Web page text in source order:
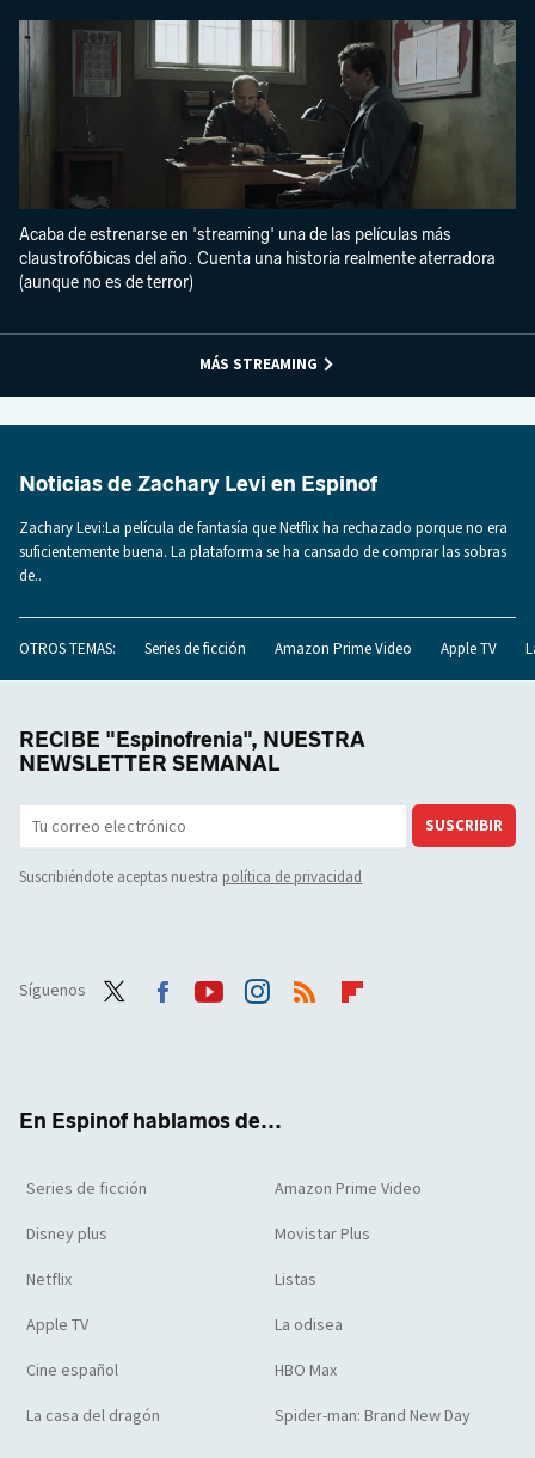
Acaba de estrenarse en 'streaming' una de las películas más
claustrofóbicas del año. Cuenta una historia realmente aterradora
(aunque no es de terror)
MÁS STREAMING
Noticias de Zachary Levi en Espinof
Zachary Levi:La película de fantasía que Netflix ha rechazado porque no era
suficientemente buena. La plataforma se ha cansado de comprar las sobras
de..
OTROS TEMAS: Series de ficción Amazon Prime Video Apple TV
RECIBE "Espinofrenia", NUESTRA
NEWSLETTER SEMANAL
SUSCRIBIR
Suscribiéndote aceptas nuestra política de privacidad
Síguenos
En Espinof hablamos de...
Series de ficción Amazon Prime Video
Disney plus Movistar Plus
Netflix Listas
Apple TV La odisea
Cine español HBO Max
La casa del dragón Spider-man: Brand New Day